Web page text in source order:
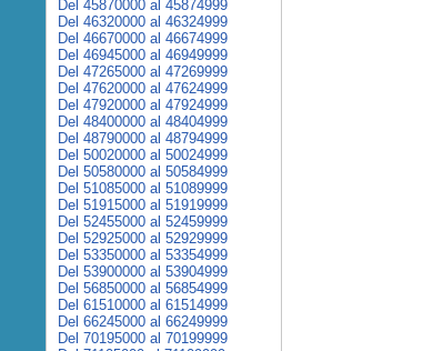
Del 45870000 al 45874999
Del 46320000 al 46324999
Del 46670000 al 46674999
Del 46945000 al 46949999
Del 47265000 al 47269999
Del 47620000 al 47624999
Del 47920000 al 47924999
Del 48400000 al 48404999
Del 48790000 al 48794999
Del 50020000 al 50024999
Del 50580000 al 50584999
Del 51085000 al 51089999
Del 51915000 al 51919999
Del 52455000 al 52459999
Del 52925000 al 52929999
Del 53350000 al 53354999
Del 53900000 al 53904999
Del 56850000 al 56854999
Del 61510000 al 61514999
Del 66245000 al 66249999
Del 70195000 al 70199999